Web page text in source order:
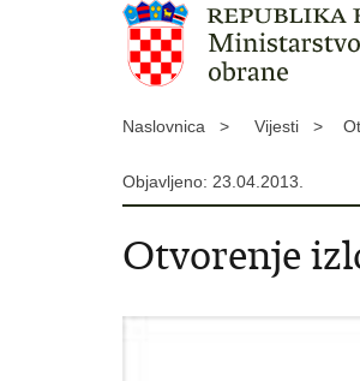
Naslovnica > Vijesti >
Objavljeno: 23.04.2013.
Otvorenje